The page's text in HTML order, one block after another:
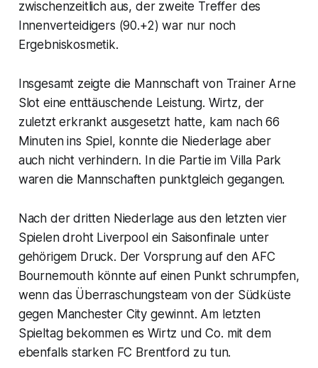
zwischenzeitlich aus, der zweite Treffer des
Innenverteidigers (90.+2) war nur noch
Ergebniskosmetik.
Insgesamt zeigte die Mannschaft von Trainer Arne
Slot eine enttäuschende Leistung. Wirtz, der
zuletzt erkrankt ausgesetzt hatte, kam nach 66
Minuten ins Spiel, konnte die Niederlage aber
auch nicht verhindern. In die Partie im Villa Park
waren die Mannschaften punktgleich gegangen.
Nach der dritten Niederlage aus den letzten vier
Spielen droht Liverpool ein Saisonfinale unter
gehörigem Druck. Der Vorsprung auf den AFC
Bournemouth könnte auf einen Punkt schrumpfen,
wenn das Überraschungsteam von der Südküste
gegen Manchester City gewinnt. Am letzten
Spieltag bekommen es Wirtz und Co. mit dem
ebenfalls starken FC Brentford zu tun.